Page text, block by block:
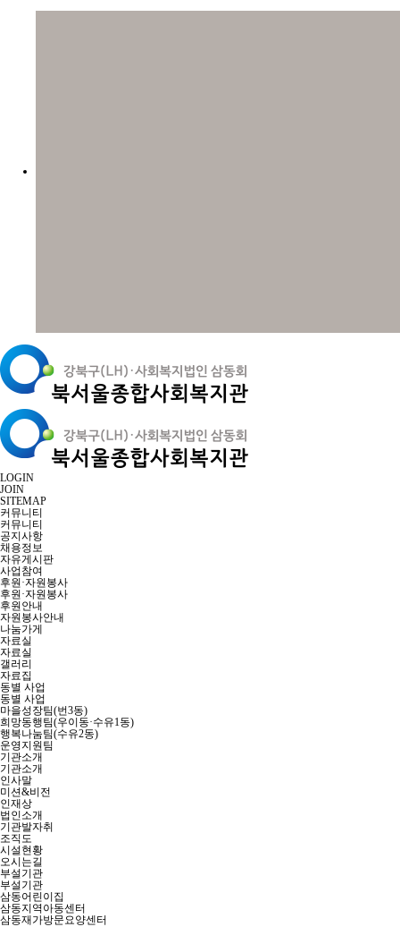
LOGIN
JOIN
SITEMAP
커뮤니티
커뮤니티
공지사항
채용정보
자유게시판
사업참여
후원·자원봉사
후원·자원봉사
후원안내
자원봉사안내
나눔가게
자료실
자료실
갤러리
자료집
동별 사업
동별 사업
마을성장팀(번3동)
희망동행팀(우이동·수유1동)
행복나눔팀(수유2동)
운영지원팀
기관소개
기관소개
인사말
미션&비전
인재상
법인소개
기관발자취
조직도
시설현황
오시는길
부설기관
부설기관
삼동어린이집
삼동지역아동센터
삼동재가방문요양센터